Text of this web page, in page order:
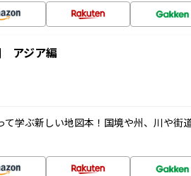
アジア編
て学ぶ新しい地図本！国境や州、川や街